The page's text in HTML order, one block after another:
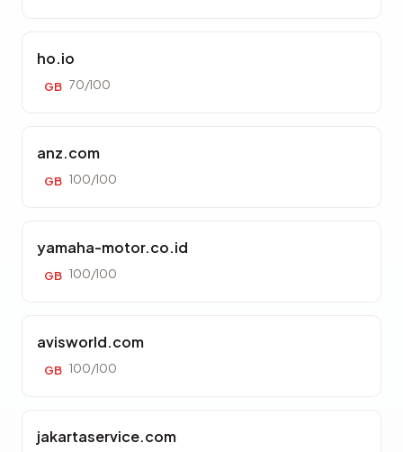
ho.io
GB 70/100
anz.com
GB 100/100
yamaha-motor.co.id
GB 100/100
avisworld.com
GB 100/100
jakartaservice.com